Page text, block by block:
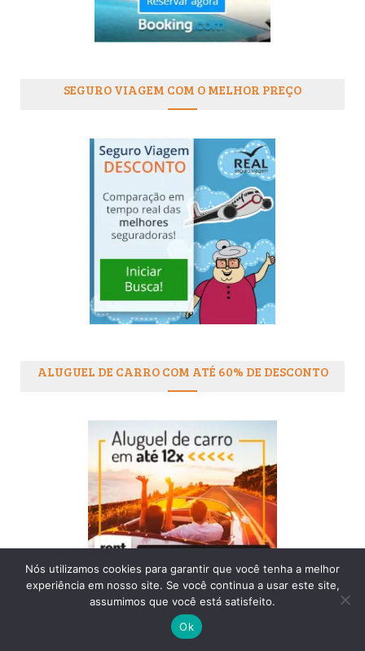
SEGURO VIAGEM COM O MELHOR PREÇO
ALUGUEL DE CARRO COM ATÉ 60% DE DESCONTO
AMERICA CHIP – CHIP INTERNACIONAL PRA SUA
Nós utilizamos cookies para garantir que você tenha a melhor
experiência em nosso site. Se você continua a usar este site,
assumimos que você está satisfeito.
Ok